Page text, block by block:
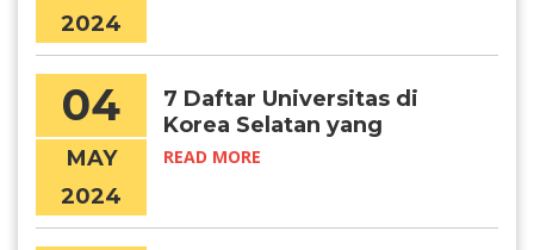
2024
04
MAY
2024
7 Daftar Universitas di
Korea Selatan yang
Menawarkan Program
READ MORE